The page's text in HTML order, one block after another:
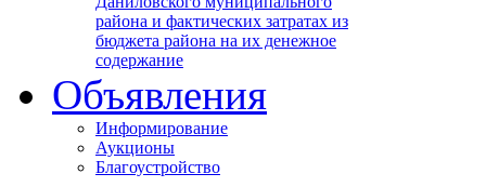
района и фактических затратах из
бюджета района на их денежное
содержание
Объявления
Информирование
Аукционы
Благоустройство